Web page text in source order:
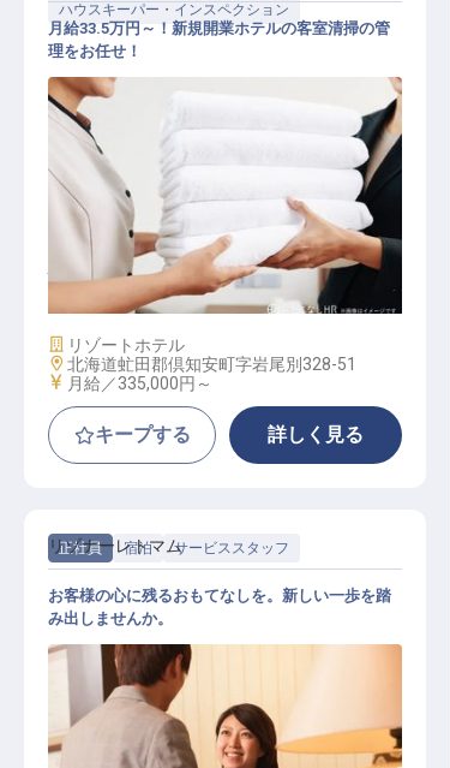
ハウスキーパー・インスペクション
ハウスキーピングマネージャー
月給33.5万円～！新規開業ホテルの客室清掃の管
理をお任せ！
施設業態
リゾートホテル
勤務地
北海道虻田郡倶知安町字岩尾別328-51
給与
月給／335,000円～
キープする 詳しく見る
正社員 宿泊 サービススタッフ
リゾナーレトマム
お客様の心に残るおもてなしを。新しい一歩を踏
み出しませんか。